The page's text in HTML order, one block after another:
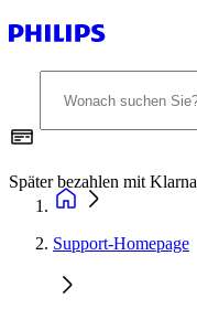
Später bezahlen mit Klarna
Support-Homepage